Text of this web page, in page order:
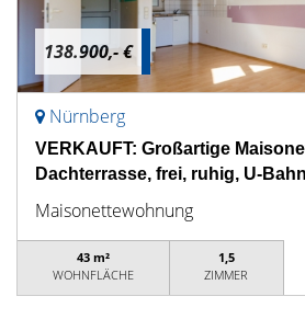
138.900,- €
Nürnberg
VERKAUFT: Großartige
Dachterrasse, frei, ruhig, U-
Maisonettewohnung
43 m²
WOHNFLÄCHE
1,5
ZIMMER